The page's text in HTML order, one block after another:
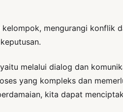
mengurangi konflik
melalui dialog dan
yang kompleks dan
kita dapat